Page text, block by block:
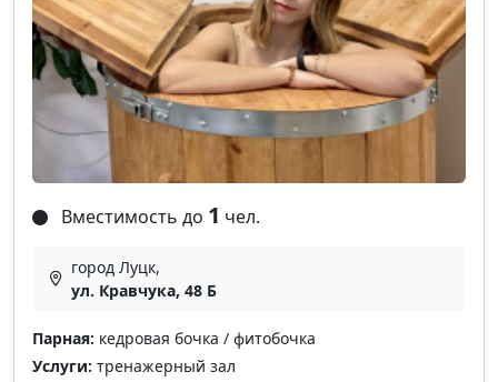
Вместимость до 1 чел.
город Луцк,
ул. Кравчука, 48 Б
Парная: кедровая бочка / фитобочка
Услуги: тренажерный зал